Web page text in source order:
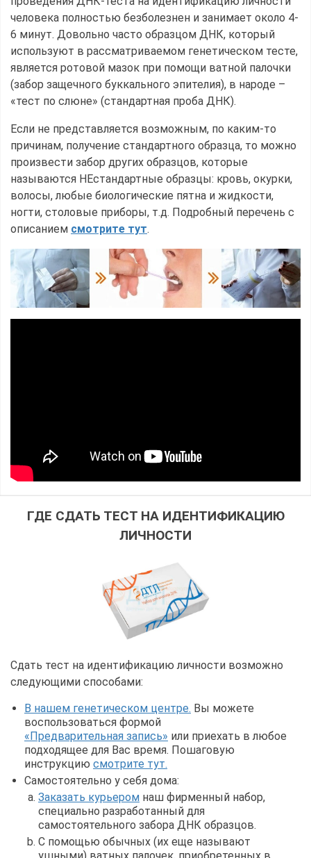
человека полностью безболезнен и занимает около 4-
6 минут. Довольно часто образцом ДНК, который
используют в рассматриваемом генетическом тесте,
является ротовой мазок при помощи ватной палочки
(забор защечного буккального эпителия), в народе –
«тест по слюне» (стандартная проба ДНК).
Если не представляется возможным, по каким-то
причинам, получение стандартного образца, то можно
произвести забор других образцов, которые
называются НЕстандартные образцы: кровь, окурки,
волосы, любые биологические пятна и жидкости,
ногти, столовые приборы, т.д. Подробный перечень с
описанием смотрите тут.
ГДЕ СДАТЬ ТЕСТ НА ИДЕНТИФИКАЦИЮ
ЛИЧНОСТИ
Сдать тест на идентификацию личности возможно
следующими способами:
В нашем генетическом центре. Вы можете
воспользоваться формой
«Предварительная запись» или приехать в любое
подходящее для Вас время. Пошаговую
инструкцию смотрите тут.
Самостоятельно у себя дома:
Заказать курьером наш фирменный набор,
специально разработанный для
самостоятельного забора ДНК образцов.
С помощью обычных (их еще называют
ушными) ватных палочек, приобретенных в